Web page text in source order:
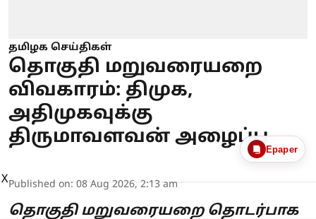
தமிழக செய்திகள்
தொகுதி மறுவரையறை
விவகாரம்: திமுக,
அதிமுகவுக்கு
திருமாவளவன் அழைப்பு
Published on: 08 Aug 2026, 2:13 am
தொகுதி மறுவரையறை தொடர்பாக
Epaper
X